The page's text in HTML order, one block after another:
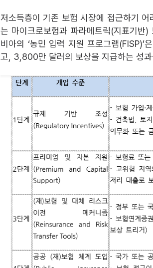
저소득층이 기존 보험 시장에 접근하기
는 마이크로보험과 파라메트릭(지표기반
비아의 ‘농민 입력 지원 프로그램
고, 3,800만 달러의 보상을 지급하는 성과